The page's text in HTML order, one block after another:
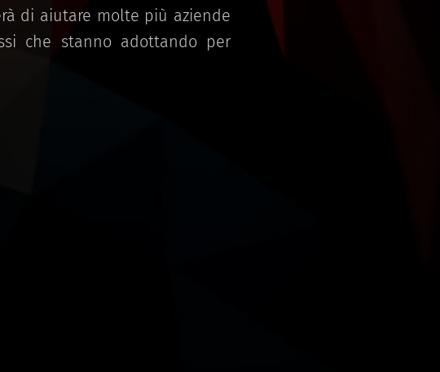
di aiutare molte più aziende
che stanno adottando per